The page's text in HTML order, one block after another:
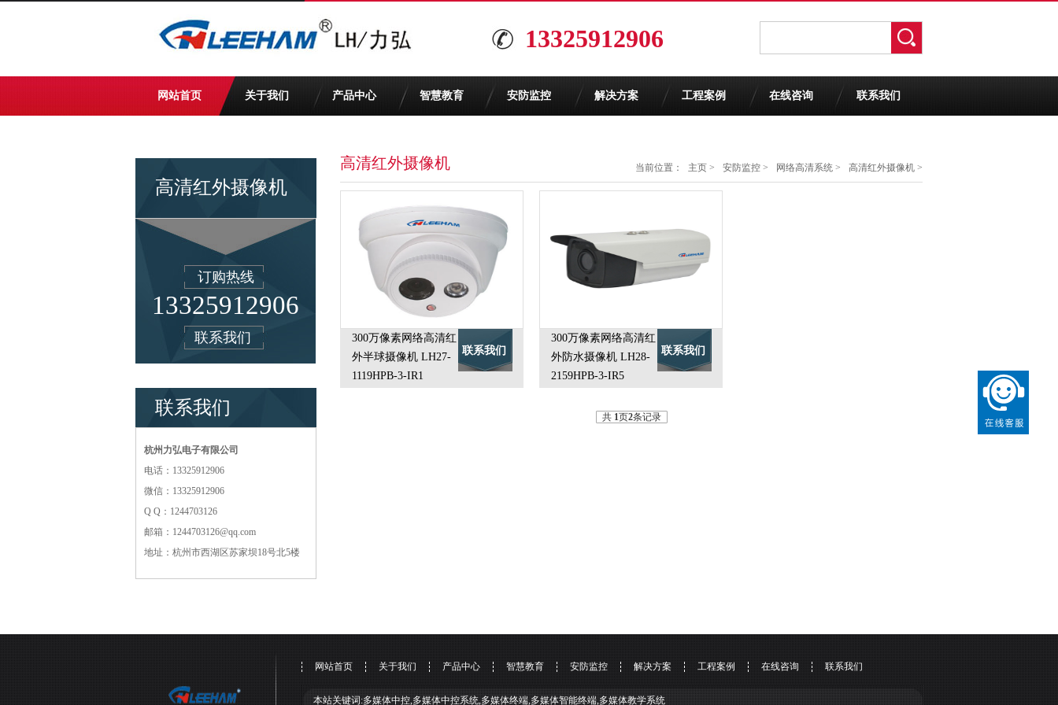
13325912906
网站首页 关于我们 产品中心 智慧教育 安防监控 解决方案 工程案例 在线咨询 联系我们
高清红外摄像机
订购热线
13325912906
联系我们
联系我们
杭州力弘电子有限公司
电话：13325912906
微信：13325912906
Q Q：1244703126
邮箱：1244703126@qq.com
地址：杭州市西湖区苏家坝18号北5楼
当前位置： 主页 > 安防监控 > 网络高清系统 > 高清红外摄像机 >
高清红外摄像机
300万像素网络高清红
外半球摄像机 LH27-
1119HPB-3-IR1
联系我们
300万像素网络高清红
外防水摄像机 LH28-
2159HPB-3-IR5
联系我们
共 1页2条记录
网站首页 关于我们 产品中心 智慧教育 安防监控 解决方案 工程案例 在线咨询 联系我们
本站关键词:多媒体中控,多媒体中控系统,多媒体终端,多媒体智能终端,多媒体教学系统